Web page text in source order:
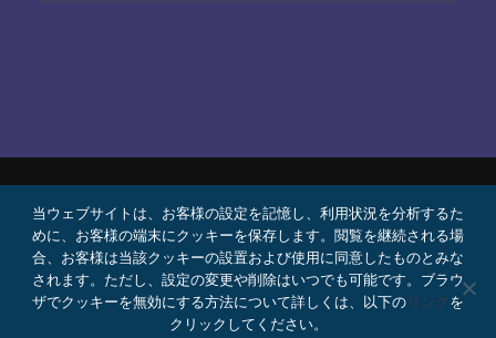
© 2026 Bello, Gallardo, Bonequi y García,
S.C.
コンテンツは自動翻訳されています。言語によって
正確さが異なる場合があります。
当ウェブサイトは、お客様の設定を記憶し、利用状況を分析するた
めに、お客様の端末にクッキーを保存します。閲覧を継続される場
合、お客様は当該クッキーの設置および使用に同意したものとみな
されます。ただし、設定の変更や削除はいつでも可能です。ブラウ
ザでクッキーを無効にする方法について詳しくは、以下のリンクを
クリックしてください。